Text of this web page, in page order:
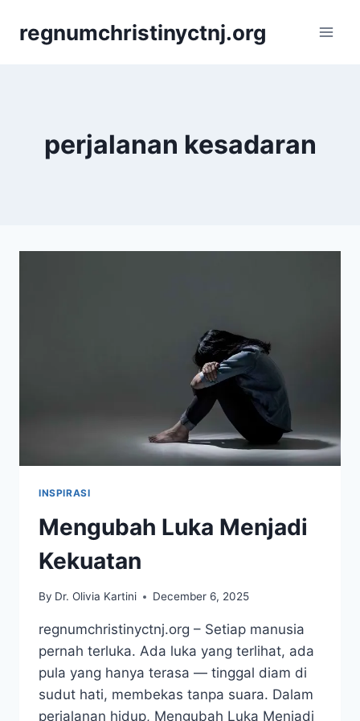
regnumchristinyctnj.org
perjalanan kesadaran
INSPIRASI
Mengubah Luka Menjadi
Kekuatan
By Dr. Olivia Kartini December 6, 2025
regnumchristinyctnj.org – Setiap manusia
pernah terluka. Ada luka yang terlihat, ada
pula yang hanya terasa — tinggal diam di
sudut hati, membekas tanpa suara. Dalam
perjalanan hidup, Mengubah Luka Menjadi